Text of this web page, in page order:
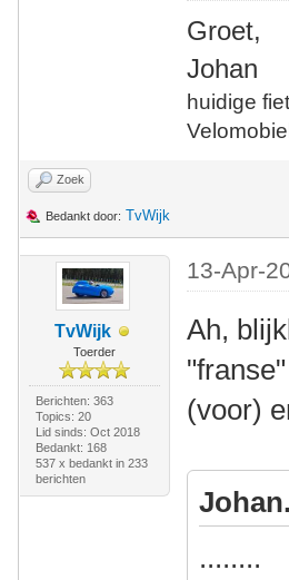
Groet,
Johan
huidige
Zoek
Bedankt door: TvWijk
TvWijk
Toerder
Berichten: 363
Topics: 20
Lid sinds: Oct 2018
Bedankt: 168
537 x bedankt in 233
berichten
13-Apr-
Ah,
(voor)
........